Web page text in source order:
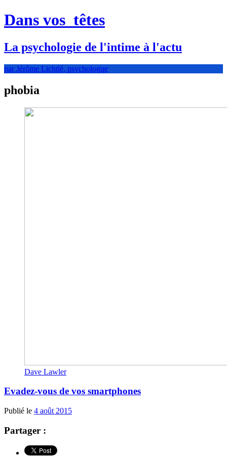
Dans vos têtes
La psychologie de l'intime à l'actu
par Jérôme Lichtlé, psychologue
phobia
Dave Lawler
Evadez-vous de vos smartphones
Publié le 4 août 2015
Partager :